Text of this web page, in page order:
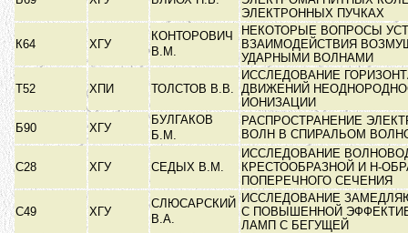
ЭЛЕКТРОННЫХ ПУЧКАХ
К64 ХГУ
КОНТОРОВИЧ
В.М.
НЕКОТОРЫЕ ВОПРОСЫ
ВЗАИМОДЕЙСТВИЯ
УДАРНЫМИ ВОЛНАМИ
Т52 ХПИ ТОЛСТОВ В.В.
ИССЛЕДОВАНИЕ
ДВИЖЕНИЙ
ИОНИЗАЦИИ
Б90
ХГУ
БУЛГАКОВ
Б.М.
РАСПРОСТРАНЕНИЕ
ВОЛН В СПИРАЛЬОМ
С28 ХГУ СЕДЫХ В.М.
ИССЛЕДОВАНИЕ
КРЕСТООБРАЗНОЙ И Н-
ПОПЕРЕЧНОГО СЕЧЕНИЯ
С49 ХГУ
СЛЮСАРСКИЙ
В.А.
ИССЛЕДОВАНИЕ
С ПОВЫШЕННОЙ
ЛАМП С БЕГУЩЕЙ